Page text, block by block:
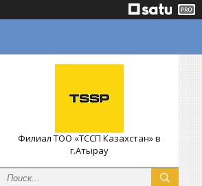
Филиал ТОО «ТССП Казахстан» в
г.Атырау